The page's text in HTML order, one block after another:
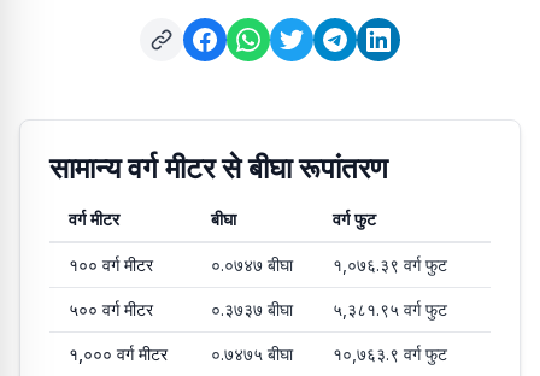
सामान्य वर्ग मीटर से बीघा रूपांतरण
वर्ग मीटर से बीघा और वर्ग फुट में सामान्य रूपांतरण मान
वर्ग मीटर बीघा वर्ग फुट
१०० वर्ग मीटर ०.०७४७ बीघा १,०७६.३९ वर्ग फुट
५०० वर्ग मीटर ०.३७३७ बीघा ५,३८१.९५ वर्ग फुट
१,००० वर्ग मीटर ०.७४७५ बीघा १०,७६३.९ वर्ग फुट